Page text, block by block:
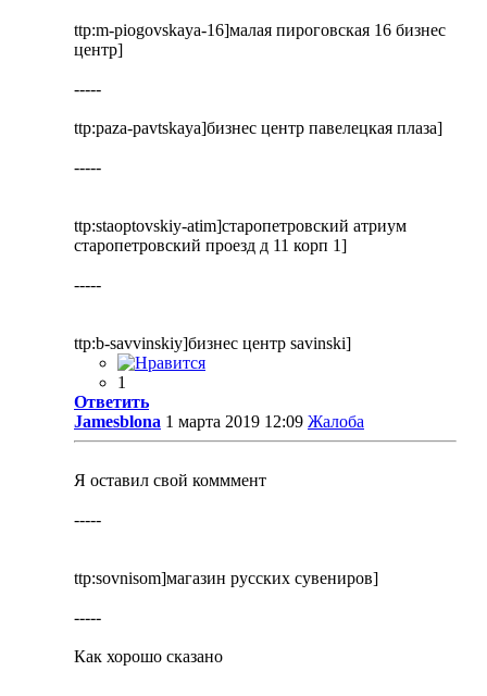
ttp:m-piogovskaya-16]малая пироговская 16 бизнес
центр]
-----
ttp:paza-pavtskaya]бизнес центр павелецкая плаза]
-----
ttp:staoptovskiy-atim]старопетровский атриум
старопетровский проезд д 11 корп 1]
-----
ttp:b-savvinskiy]бизнес центр savinski]
1
Ответить
Jamesblona 1 марта 2019 12:09 Жалоба
Я оставил свой комммент
-----
ttp:sovnisom]магазин русских сувениров]
-----
Как хорошо сказано